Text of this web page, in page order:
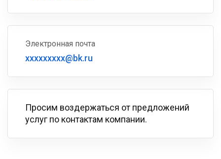
Электронная почта
xxxxxxxxx@bk.ru
Просим воздержаться от предложений
услуг по контактам компании.